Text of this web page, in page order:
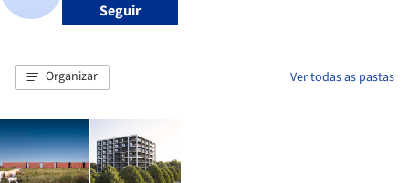
Seguir
Organizar Ver todas as pastas